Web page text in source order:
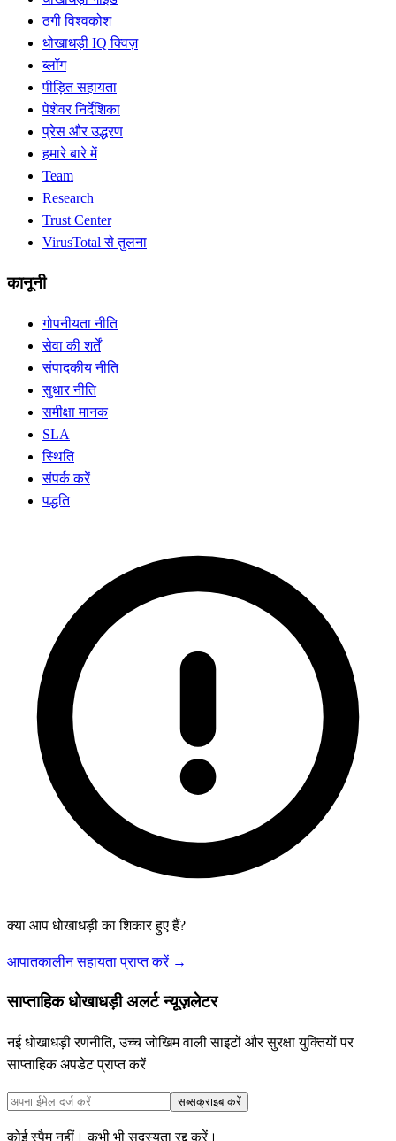
ठगी विश्वकोश
धोखाधड़ी IQ क्विज़
ब्लॉग
पीड़ित सहायता
पेशेवर निर्देशिका
प्रेस और उद्धरण
हमारे बारे में
Team
Research
Trust Center
VirusTotal से तुलना
कानूनी
गोपनीयता नीति
सेवा की शर्तें
संपादकीय नीति
सुधार नीति
समीक्षा मानक
SLA
स्थिति
संपर्क करें
पद्धति
क्या आप धोखाधड़ी का शिकार हुए हैं?
आपातकालीन सहायता प्राप्त करें →
साप्ताहिक धोखाधड़ी अलर्ट न्यूज़लेटर
नई धोखाधड़ी रणनीति, उच्च जोखिम वाली साइटों और सुरक्षा युक्तियों पर
साप्ताहिक अपडेट प्राप्त करें
सब्सक्राइब करें
कोई स्पैम नहीं। कभी भी सदस्यता रद्द करें।